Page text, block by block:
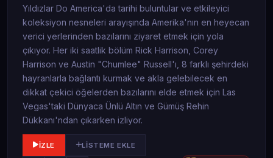
Yıldızlar Do America'da tarihi buluntular ve etkileyici
koleksiyon nesneleri arayışında Amerika'nın en heyecan
verici yerlerinden bazılarını ziyaret etmek için yola
çıkıyor. Her iki saatlik bölüm Rick Harrison, Corey
Harrison ve Austin "Chumlee" Russell'ı, 8 farklı şehirdeki
hayranlarla bağlantı kurmak ve akla gelebilecek en
dikkat çekici öğelerden bazılarını elde etmek için Las
Vegas'taki Dünyaca Ünlü Altın ve Gümüş Rehin
Dükkanı'ndan çıkarken izliyor.
İZLE LISTEME EKLE